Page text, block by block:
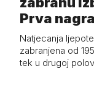
Prva nagrada krstarenje
Jadran…
Natjecanja
zabranjena od
tek u drugoj